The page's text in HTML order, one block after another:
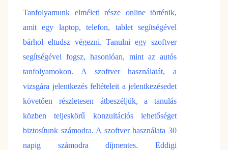
Tanfolyamunk elméleti része online történik,
amit egy laptop, telefon, tablet segítségével
bárhol eltudsz végezni. Tanulni egy szoftver
segítségével fogsz, hasonlóan, mint az autós
tanfolyamokon. A szoftver használatát, a
vizsgára jelentkezés feltételeit a jelentkezésedet
követően részletesen átbeszéljük, a tanulás
közben teljeskörű konzultációs lehetőséget
biztosítunk számodra. A szoftver használata 30
napig számodra díjmentes. Eddigi